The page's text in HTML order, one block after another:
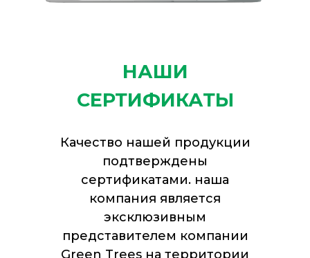
НАШИ
СЕРТИФИКАТЫ
Качество нашей продукции
подтверждены
сертификатами. наша
компания является
эксклюзивным
представителем компании
Green Trees на территории